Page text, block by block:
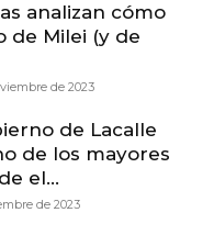
analizan cómo
de Milei (y de
de 2023
de Lacalle
de los mayores
el...
de 2023